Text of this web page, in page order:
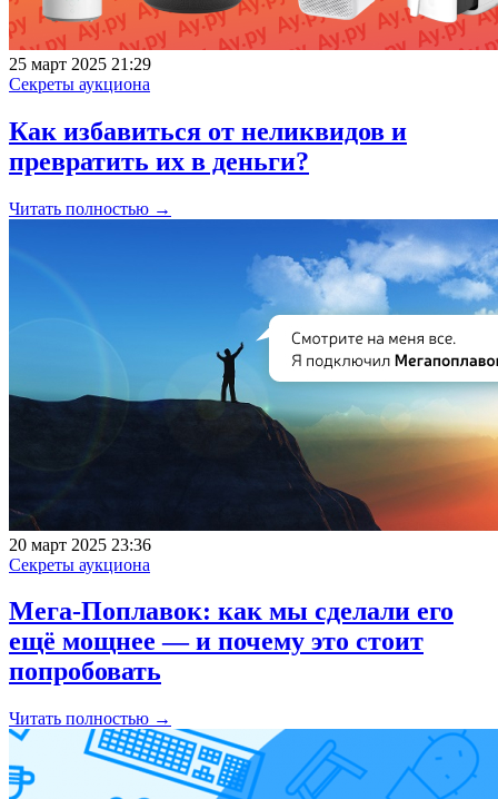
25 март 2025 21:29
Секреты аукциона
Как избавиться от неликвидов и
превратить их в деньги?
Читать полностью →
20 март 2025 23:36
Секреты аукциона
Мега-Поплавок: как мы сделали его
ещё мощнее — и почему это стоит
попробовать
Читать полностью →